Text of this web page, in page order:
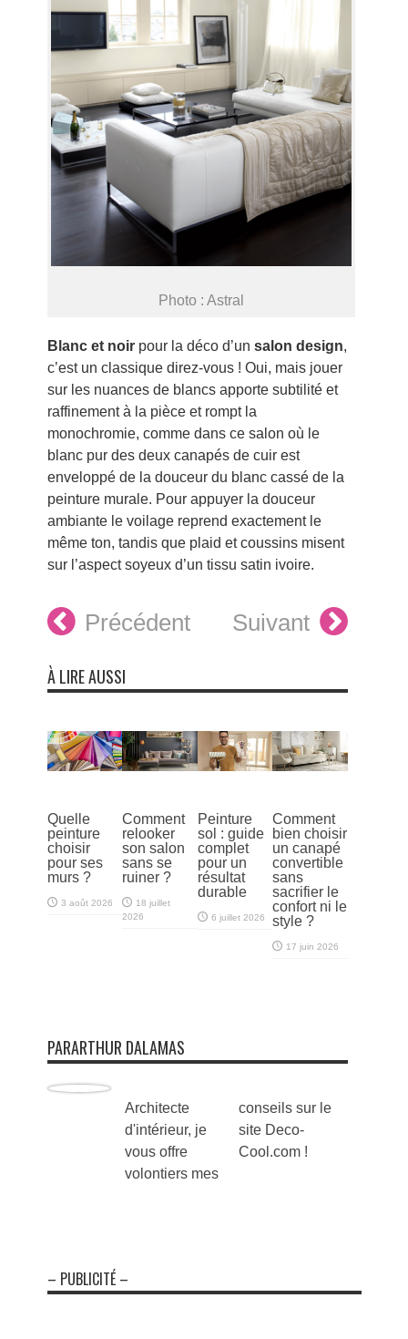
Photo : Astral
Blanc et noirpour la déco d’un salon design,
c’est un classique direz-vous ! Oui, mais jouer
sur les nuances de blancs apporte subtilité et
raffinement à la pièce et rompt la
monochromie, comme dans ce salon où le
blanc pur des deux canapés de cuir est
enveloppé de la douceur du blanc cassé de la
peinture murale. Pour appuyer la douceur
ambiante le voilage reprend exactement le
même ton, tandis que plaid et coussins misent
sur l’aspect soyeux d’un tissu satin ivoire.
Précédent Suivant
À LIRE AUSSI
Quelle
peinture
choisir
pour ses
murs ?
3 août 2026
Comment
relooker
son salon
sans se
ruiner ?
18 juillet
2026
Peinture
sol : guide
complet
pour un
résultat
durable
6 juillet 2026
Comment
bien choisir
un canapé
convertible
sans
sacrifier le
confort ni le
style ?
17 juin 2026
PARARTHUR DALAMAS
Architecte
d'intérieur, je
vous offre
volontiers mes
conseils sur le
site Deco-
Cool.com !
– PUBLICITÉ –